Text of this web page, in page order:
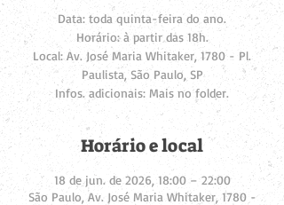
Data: toda quinta-feira do ano.
Horário: à partir das 18h.
Local: Av. José Maria Whitaker, 1780 - Pl.
Paulista, São Paulo, SP
Infos. adicionais: Mais no folder.
Horário e local
18 de jun. de 2026, 18:00 – 22:00
São Paulo, Av. José Maria Whitaker, 1780 -